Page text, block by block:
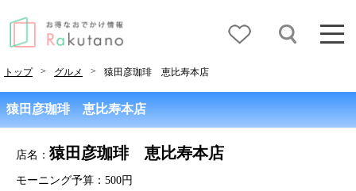
トップ > グルメ > 猿田彦珈琲 恵比寿本店
猿田彦珈琲 恵比寿本店
店名： 猿田彦珈琲 恵比寿本店
モーニング予算：500円